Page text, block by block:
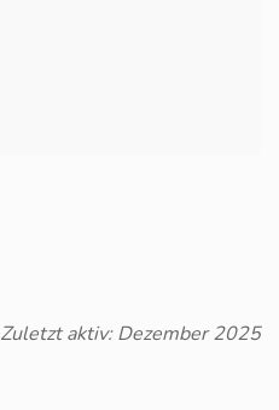
Zuletzt aktiv: Dezember 2025